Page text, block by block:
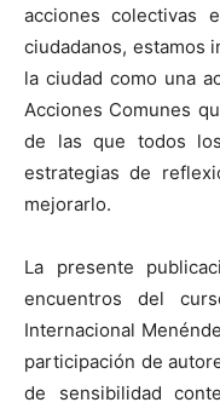
acciones colectivas
ciudadanos, estamos
la ciudad como una
Acciones Comunes
de las que todos
estrategias de
mejorarlo.
La presente
encuentros del
Internacional
participación de
de sensibilidad